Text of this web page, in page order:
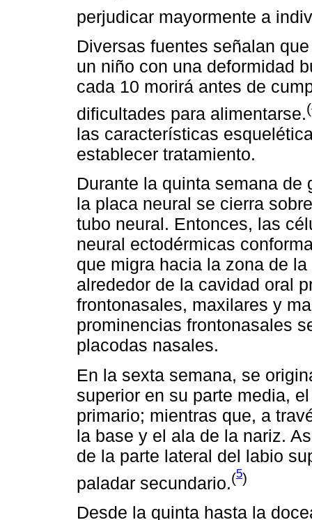
perjudicar mayormente a
Diversas fuentes señalan
un niño con una deformidad
cada 10 morirá antes de
dificultades para alimentarse.(
las características
establecer tratamiento.
Durante la quinta semana
la placa neural se cierra
tubo neural. Entonces, las
neural ectodérmicas
que migra hacia la zona de
alrededor de la cavidad oral
frontonasales, maxilares y
prominencias frontonasales
placodas nasales.
En la sexta semana, se
superior en su parte media,
primario; mientras que, a
la base y el ala de la nariz.
de la parte lateral del labio
paladar secundario.(5)
Desde la quinta hasta la